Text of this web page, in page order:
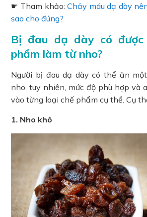
☛ Tham khảo:Chảy máu dạ dày
sao cho đúng?
Bị đau dạ dày có
phẩm làm từ nho?
Người bị đau dạ dày có thể ăn
nho, tuy nhiên, mức độ phù hợp và
vào từng loại chế phẩm cụ thể. Cụ
1. Nho khô